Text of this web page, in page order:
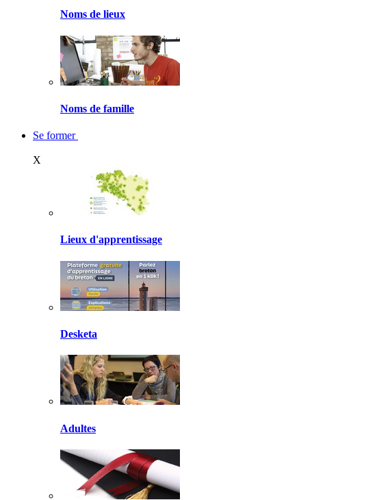
Noms de lieux
Noms de famille
Se former
X
Lieux d'apprentissage
Desketa
Adultes